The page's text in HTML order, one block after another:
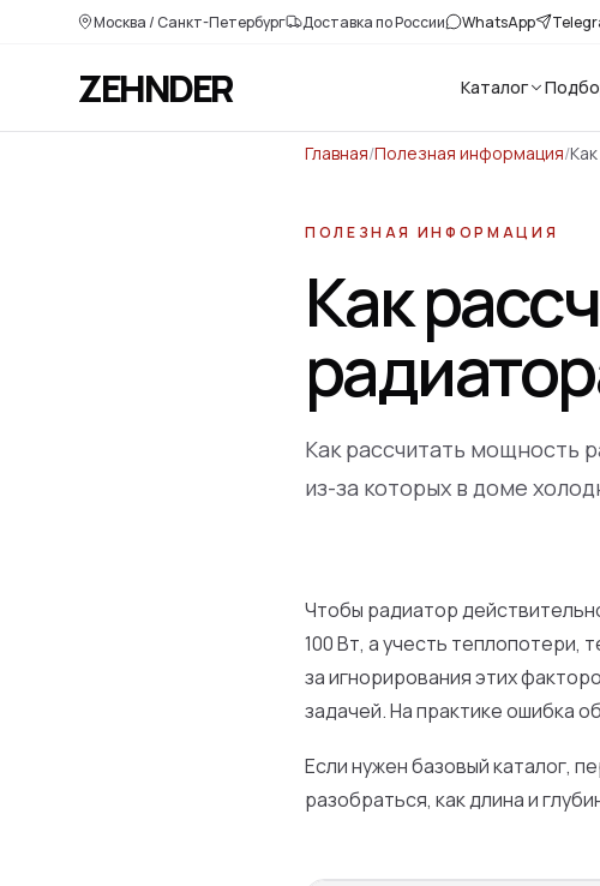
Москва / Санкт-Петербург Доставка по России WhatsApp
ZEHNDER Каталог
Главная/Полезная информация/
ПОЛЕЗНАЯ ИНФОРМАЦИЯ
Как
Как рассчитать мощность
из-за которых в доме
Чтобы радиатор
100 Вт, а учесть
за игнорирования этих
задачей. На практике ошибка
Если нужен базовый каталог,
разобраться, как длина и